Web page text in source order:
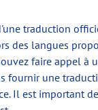
traduction
des langues
faire appel à
fournir une
Il est important